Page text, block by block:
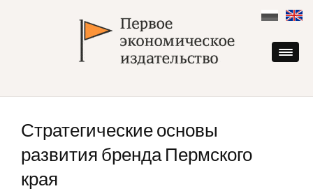
content
Стратегические основы
развития бренда Пермского
края